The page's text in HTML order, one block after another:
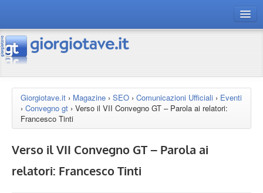
connect gt
risorse
Chi siamo
Giorgiotave.it › Magazine › SEO › Comunicazioni Ufficiali › Eventi
› Convegno gt › Verso il VII Convegno GT – Parola ai relatori:
Francesco Tinti
Verso il VII Convegno GT – Parola ai
relatori: Francesco Tinti